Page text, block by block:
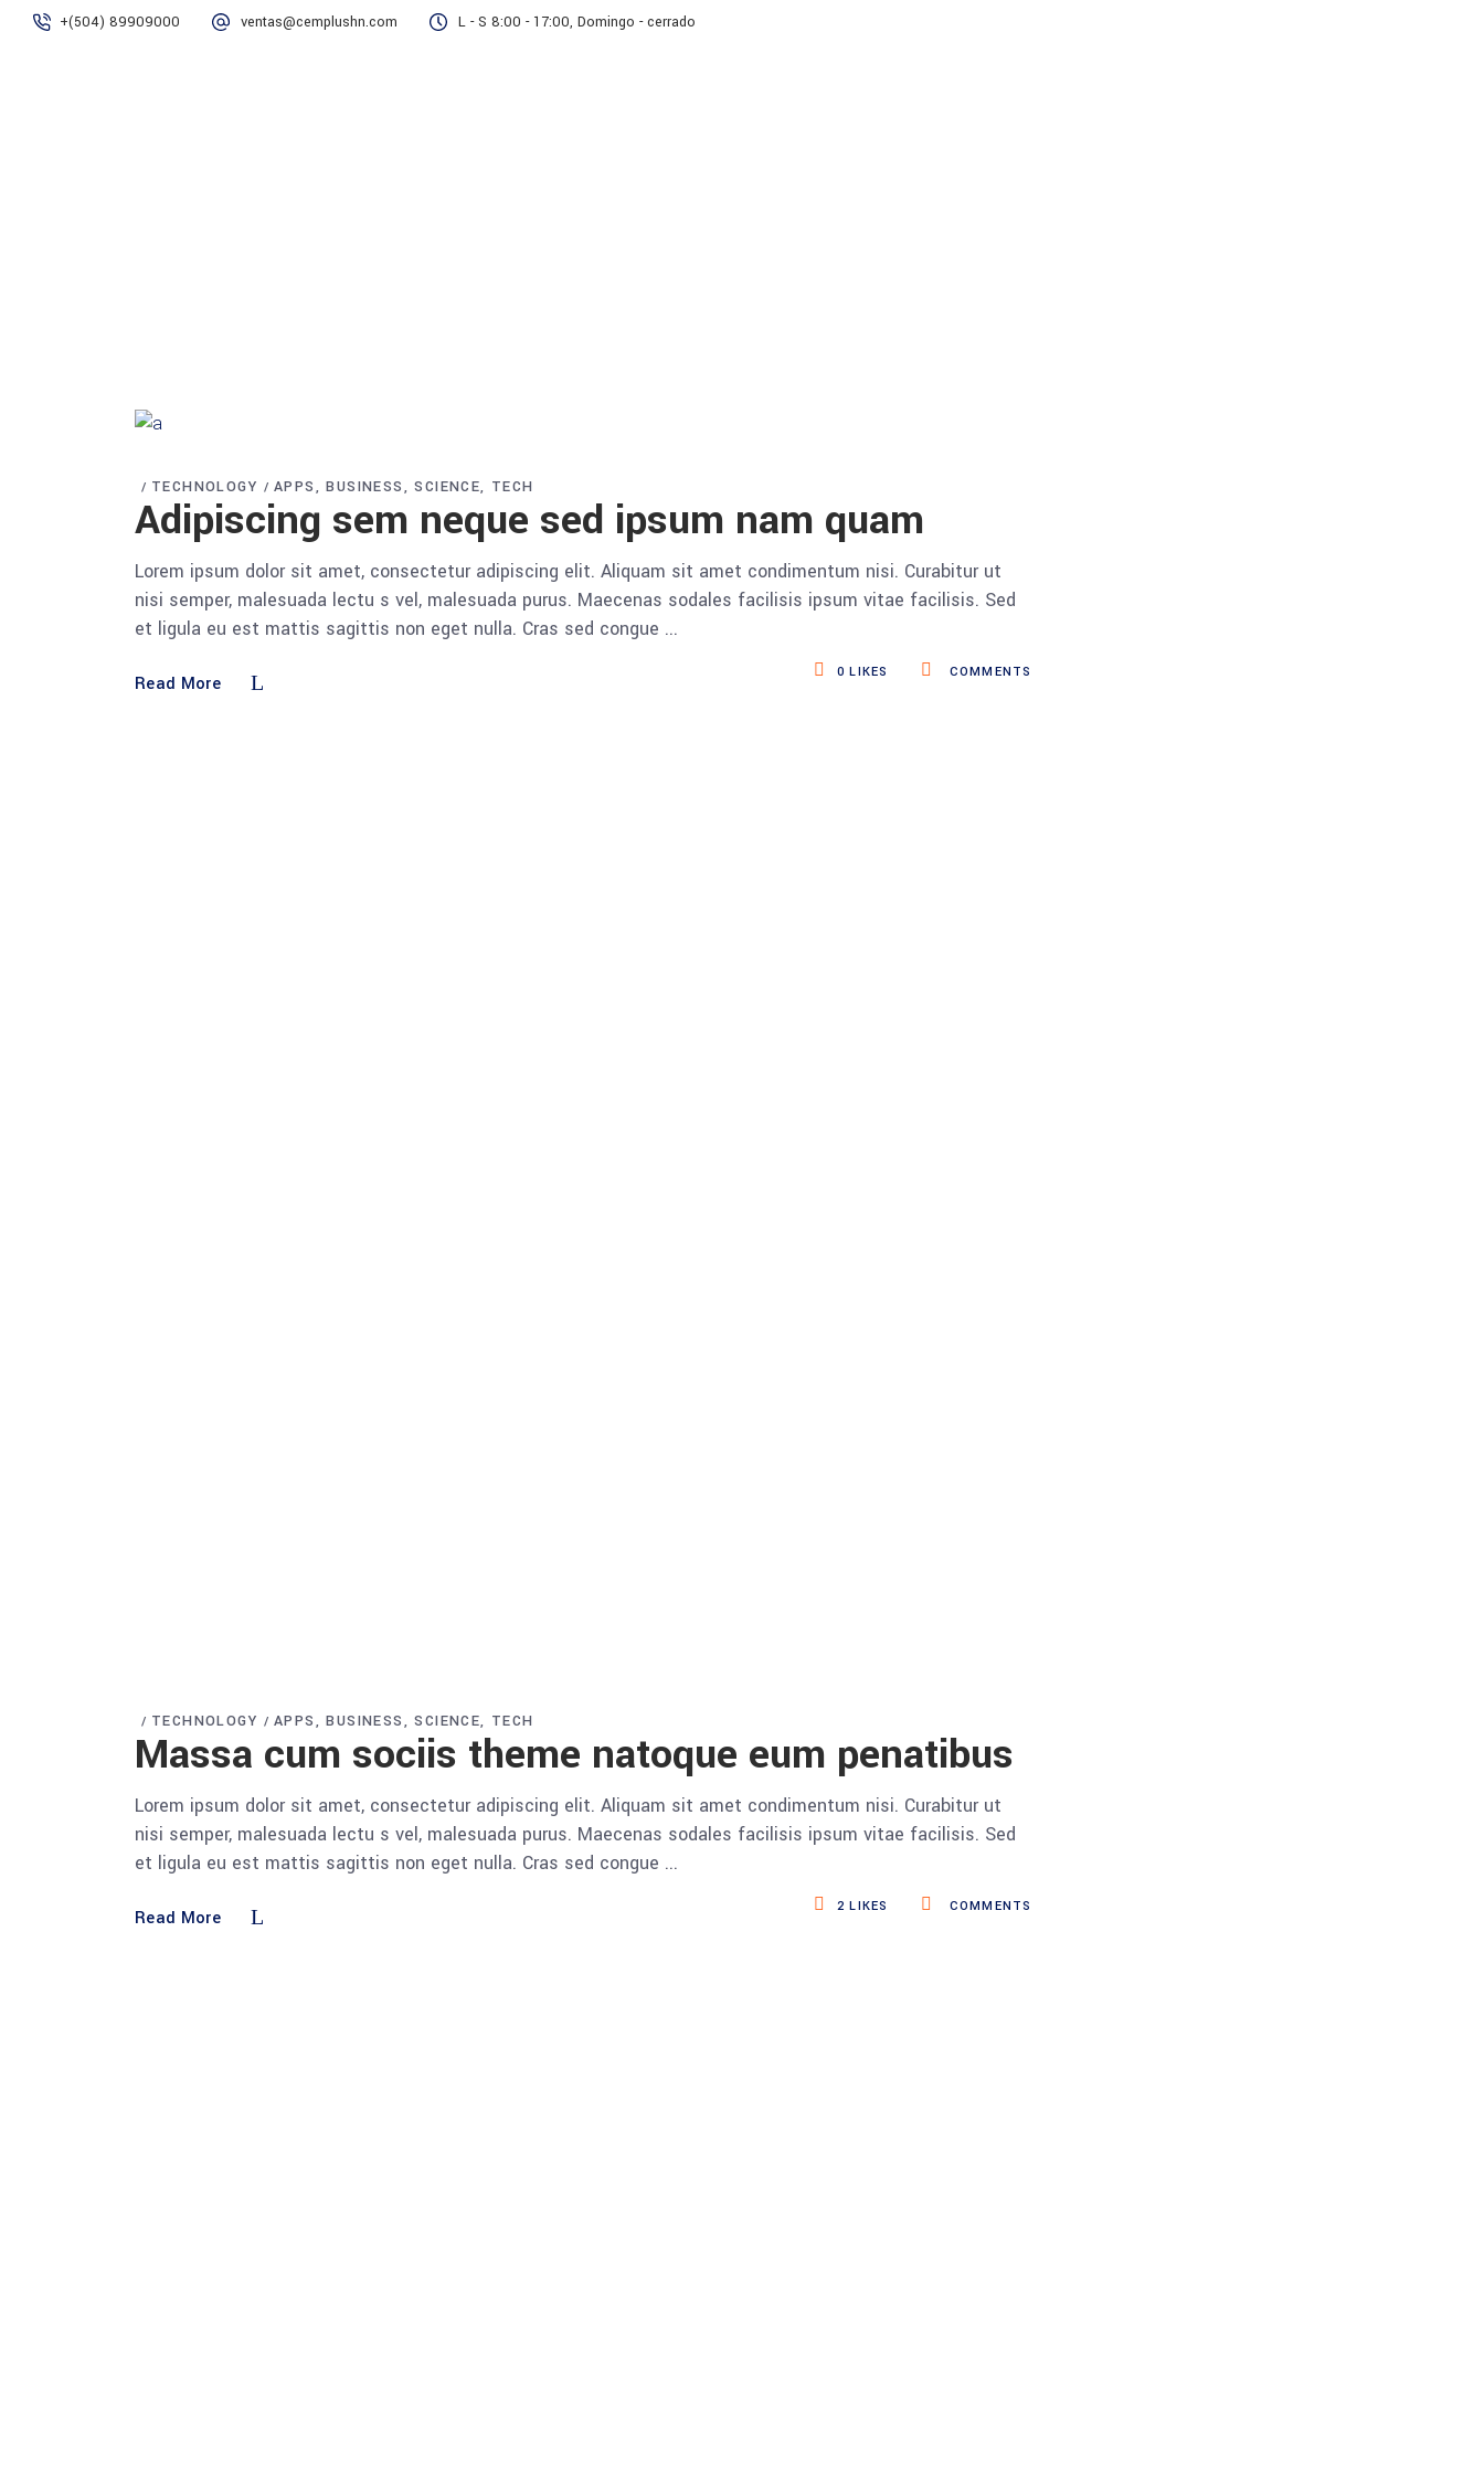
+(504) 89909000 ventas@cemplushn.com L - S 8:00 - 17:00, Domingo - cerrado
TECHNOLOGY APPS BUSINESS SCIENCE TECH
Adipiscing sem neque sed ipsum nam quam
Lorem ipsum dolor sit amet, consectetur adipiscing elit. Aliquam sit amet condimentum nisi. Curabitur ut
nisi semper, malesuada lectu s vel, malesuada purus. Maecenas sodales facilisis ipsum vitae facilisis. Sed
et ligula eu est mattis sagittis non eget nulla. Cras sed congue
Read More
COMMENTS
0 LIKES
TECHNOLOGY APPS BUSINESS SCIENCE TECH
Massa cum sociis theme natoque eum penatibus
Lorem ipsum dolor sit amet, consectetur adipiscing elit. Aliquam sit amet condimentum nisi. Curabitur ut
nisi semper, malesuada lectu s vel, malesuada purus. Maecenas sodales facilisis ipsum vitae facilisis. Sed
et ligula eu est mattis sagittis non eget nulla. Cras sed congue
Read More
COMMENTS
2 LIKES